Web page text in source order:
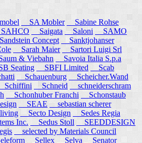
SA Mobler
Sabine Rohse
Saigata Saloni
SAMO
Concept
Sanktjohanser
Sarah Maier
Sartori Luigi Srl
& Viebahn
Savoia Italia S.p.a
Seating SBFI Limited
Scab
Schauenburg
Scheicher.Wand
Schiffini Schneid
schneiderschram
Schonhuber Franchi
Schonstaub
SEAE
sebastian scherer
Secto Design
Sedes Regia
Inc.
Sedus Stoll
SEEDDESIGN
selected by Materials Council
Sellex Selva
Senator